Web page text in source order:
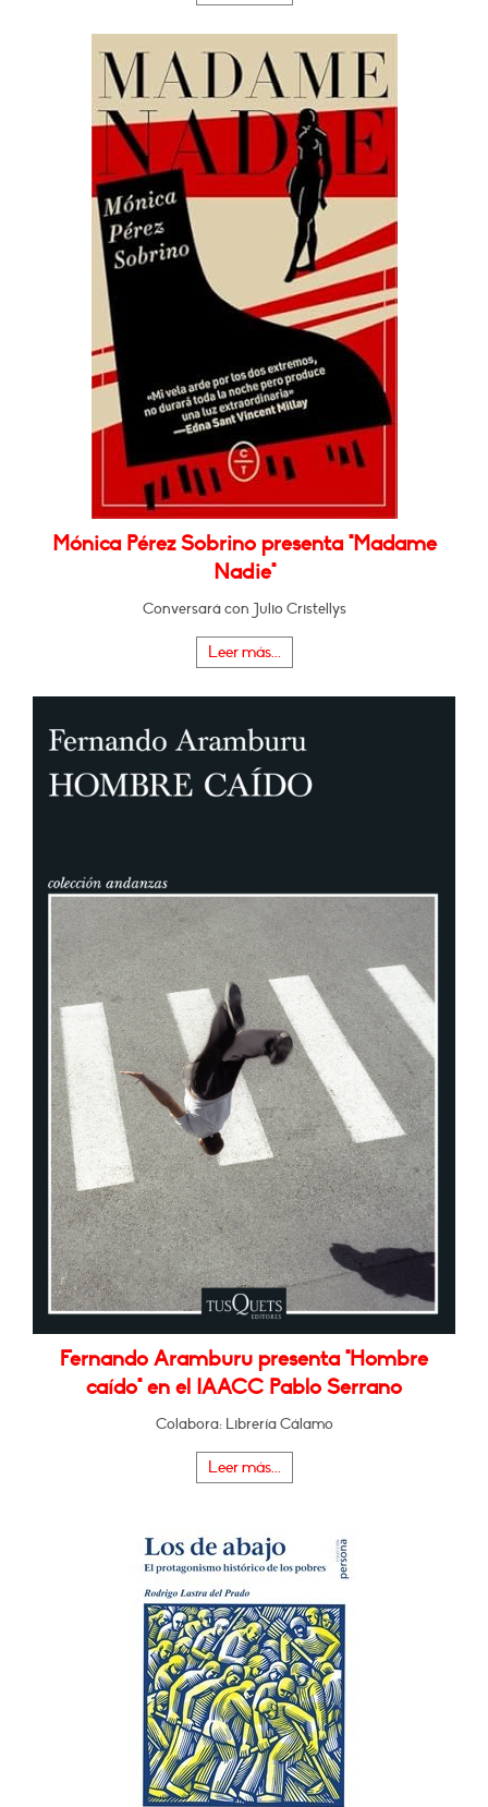
Mónica Pérez Sobrino presenta "Madame
Nadie"
Conversará con Julio Cristellys
Leer más...
Fernando Aramburu presenta "Hombre
caído" en el IAACC Pablo Serrano
Colabora: Librería Cálamo
Leer más...